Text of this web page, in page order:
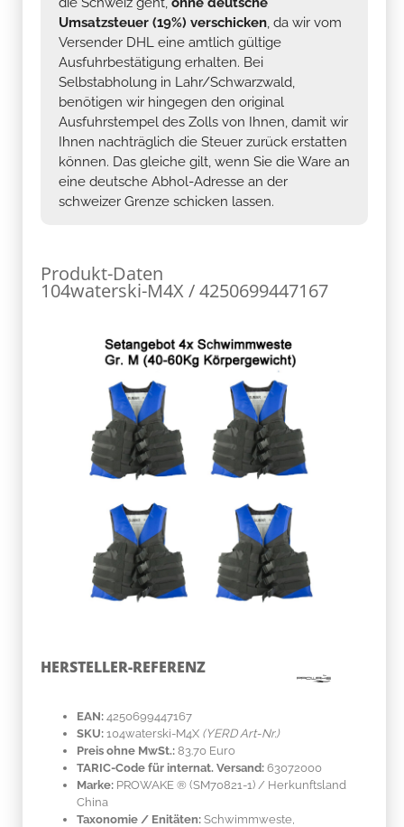
Umsatzsteuer (19%) verschicken, da wir vom
Versender DHL eine amtlich gültige
Ausfuhrbestätigung erhalten. Bei
Selbstabholung in Lahr/Schwarzwald,
benötigen wir hingegen den original
Ausfuhrstempel des Zolls von Ihnen, damit wir
Ihnen nachträglich die Steuer zurück erstatten
können. Das gleiche gilt, wenn Sie die Ware an
eine deutsche Abhol-Adresse an der
schweizer Grenze schicken lassen.
Produkt-Daten
104waterski-M4X / 4250699447167
HERSTELLER-REFERENZ
EAN: 4250699447167
SKU: 104waterski-M4X (YERD Art-Nr.)
Preis ohne MwSt.: 83.70 Euro
TARIC-Code für internat. Versand: 63072000
Marke: PROWAKE ® (SM70821-1) / Herkunftsland
China
Taxonomie / Enitäten: Schwimmweste,